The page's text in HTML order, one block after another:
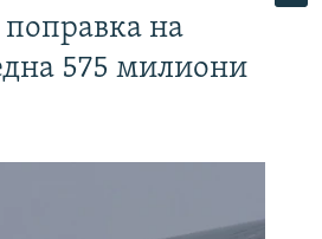
поправка на
575 милиони